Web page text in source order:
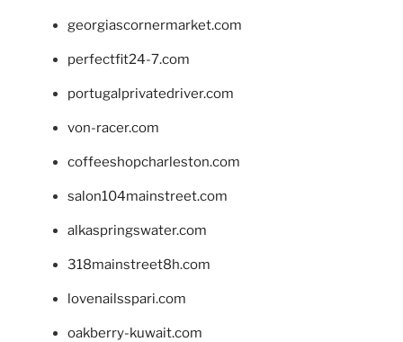
georgiascornermarket.com
perfectfit24-7.com
portugalprivatedriver.com
von-racer.com
coffeeshopcharleston.com
salon104mainstreet.com
alkaspringswater.com
318mainstreet8h.com
lovenailsspari.com
oakberry-kuwait.com